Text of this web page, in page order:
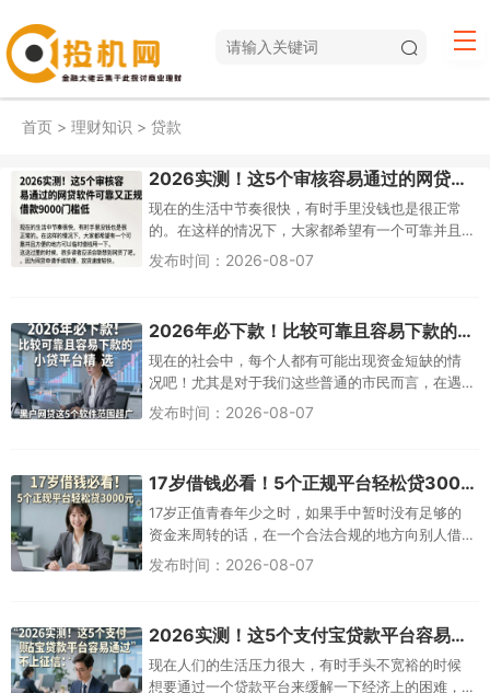
首页 > 理财知识 > 贷款
2026实测！这5个审核容易通过的网贷软件可靠又正规，借款9000门槛低
现在的生活中节奏很快，有时手里没钱也是很正常
的。在这样的情况下，大家都希望有一个可靠并且
方便的地方可以临时借钱用一下。说到这里的时
候，很多读者应该会联想到网贷了吧。因为网贷申
解一些紧急情况下的资金需求问题。但是市
发布时间：2026-08-07
2026年必下款！比较可靠且容易下款的小贷平台精选，黑户网贷这5个软件范围超广
现在的社会中，每个人都有可能出现资金短缺的情
况吧！尤其是对于我们这些普通的市民而言，在遇
到经济困难时找到一个可靠而且便捷的小额贷款机
构可以起到很好的作用。但是市场上小贷公司很
发布时间：2026-08-07
17岁借钱必看！5个正规平台轻松贷3000元，要求不高口子速览
17岁正值青春年少之时，如果手中暂时没有足够的
资金来周转的话，在一个合法合规的地方向别人借
款，并不是一件可耻的事情。总归是会有用到钱的
时候吧？就是说要找到合适的地方不能随便一跳就
人提供了便利的服务，只要手续齐全、利
发布时间：2026-08-07
2026实测！这5个支付宝贷款平台容易通过且不上征信，圈内都在找
现在人们的生活压力很大，有时手头不宽裕的时候
想要通过一个贷款平台来缓解一下经济上的困难，